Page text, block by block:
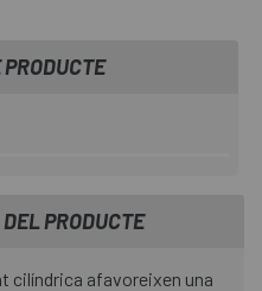
PRODUCTE
cilíndrica afavoreixen una